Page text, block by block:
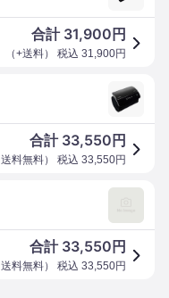
合計 31,900 円
（+送料） 税込 31,900円
合計 33,550 円
送料無料） 税込 33,550円
合計 33,550 円
送料無料） 税込 33,550円